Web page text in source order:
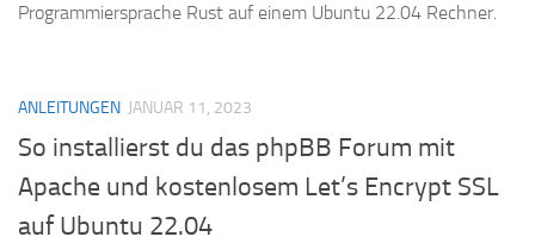
Programmiersprache Rust auf einem Ubuntu 22.04 Rechner.
ANLEITUNGEN JANUAR 11, 2023
So installierst du das phpBB Forum mit
Apache und kostenlosem Let’s Encrypt SSL
auf Ubuntu 22.04